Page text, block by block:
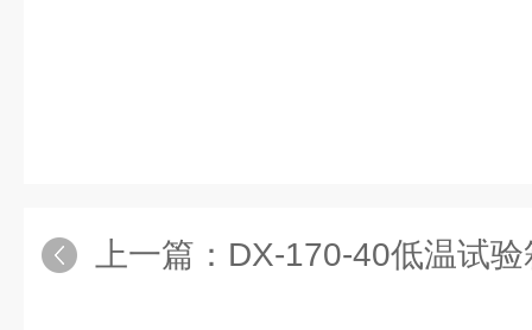
上一篇： DX-170-40低温试验